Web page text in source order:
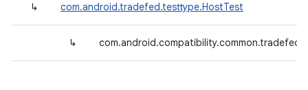
↳ com.android.tradefed.testtype.HostTest
↳